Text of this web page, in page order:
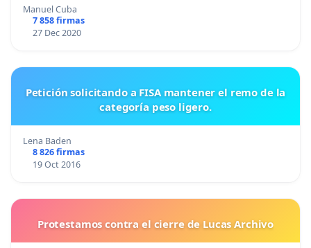
Manuel Cuba
7 858 firmas
27 Dec 2020
Petición solicitando a FISA mantener el remo de la
categoría peso ligero.
Lena Baden
8 826 firmas
19 Oct 2016
Protestamos contra el cierre de Lucas Archivo